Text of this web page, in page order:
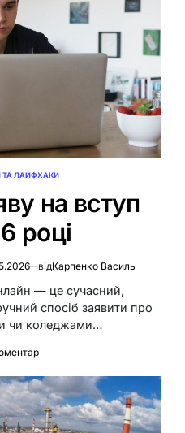
ТА ЛАЙФХАКИ
на вступ
році
відКарпенко Василь
— це сучасний,
спосіб заявити про
чи коледжами…
до
подати
заяву
на
вступ